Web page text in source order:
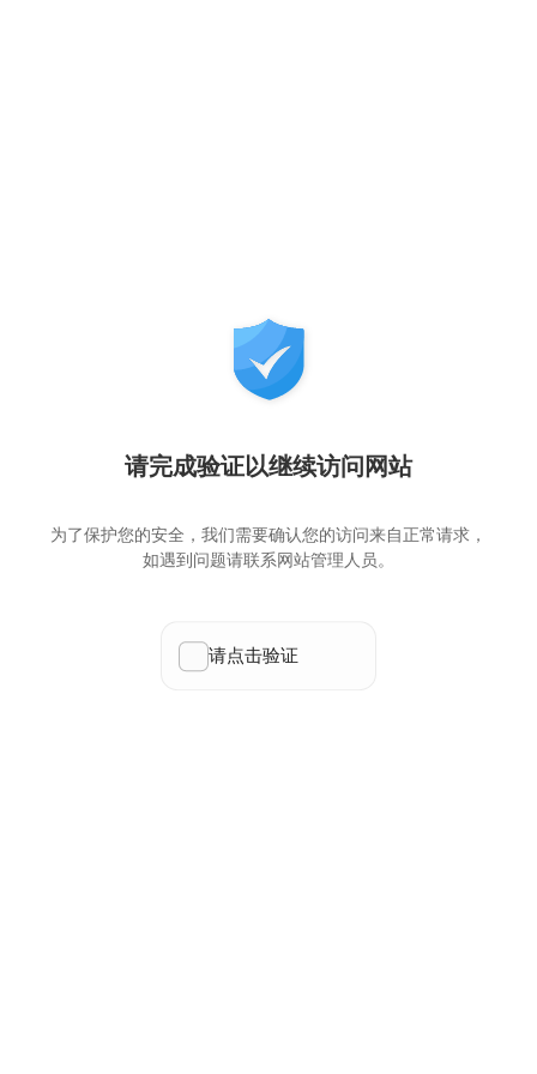
请完成验证以继续访问网站
为了保护您的安全，我们需要确认您的访问来自正常请求，
如遇到问题请联系网站管理人员。